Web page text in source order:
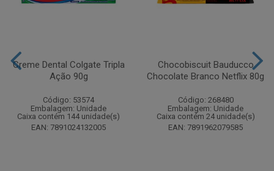
Creme Dental Colgate Tripla
Ação 90g
Código: 53574
Embalagem: Unidade
Caixa contém 144 unidade(s)
EAN: 7891024132005
Chocobiscuit Bauducco
Chocolate Branco Netflix 80g
Código: 268480
Embalagem: Unidade
Caixa contém 24 unidade(s)
EAN: 7891962079585